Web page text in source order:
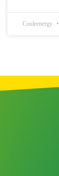
Couleenergy